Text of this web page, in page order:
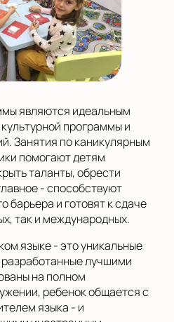
являются идеальным
программы и
Занятия по каникулярным
помогают детям
таланты, обрести
- способствуют
барьера и готовят к сдаче
так и международных.
языке - это уникальные
лучшими
на полном
ребенок общается с
языка - и